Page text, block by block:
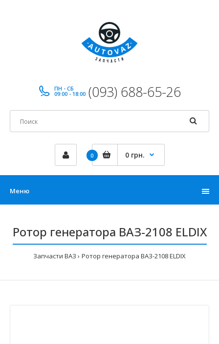
ПН - СБ
09:00 - 18:00 (093) 688-65-26
0 0 грн.
Меню
Ротор генератора ВАЗ-2108 ELDIX
Запчасти ВАЗ Ротор генератора ВАЗ-2108 ELDIX